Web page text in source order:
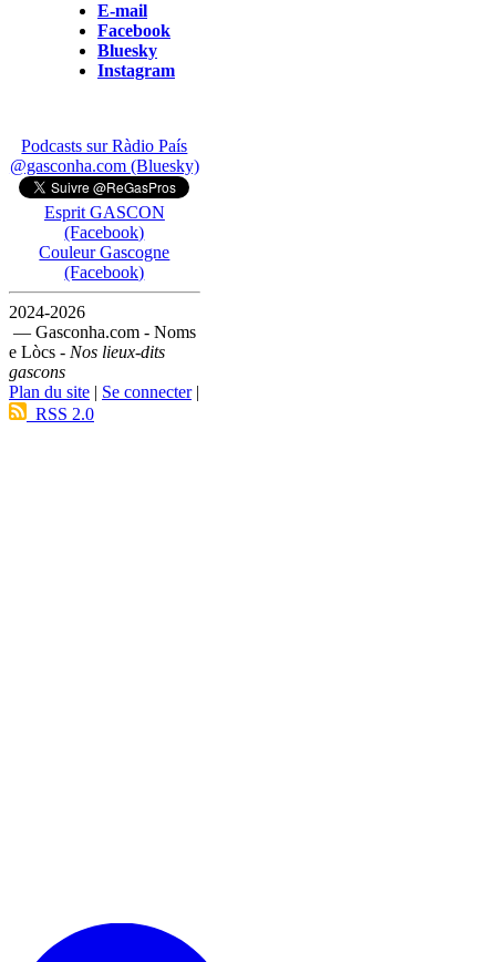
E-mail
Facebook
Bluesky
Instagram
Podcasts sur Ràdio País
@gasconha.com (Bluesky)
Esprit GASCON
(Facebook)
Couleur Gascogne
(Facebook)
2024-2026
— Gasconha.com - Noms
e Lòcs - Nos lieux-dits
gascons
Plan du site | Se connecter|
RSS 2.0